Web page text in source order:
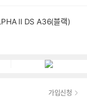
II DS A36(블랙)
가입신청